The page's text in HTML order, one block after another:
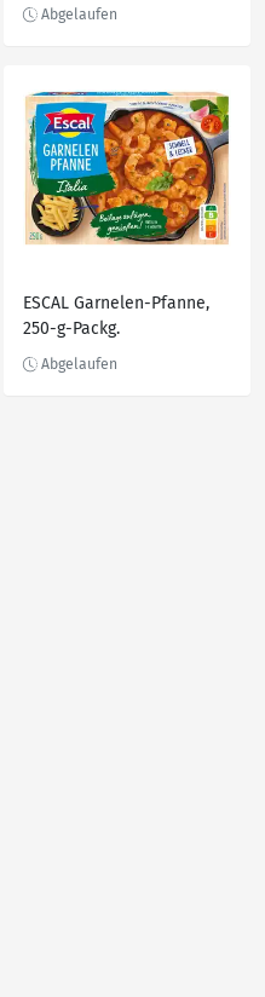
ESCAL Garnelen-Pfanne,
250-g-Packg.